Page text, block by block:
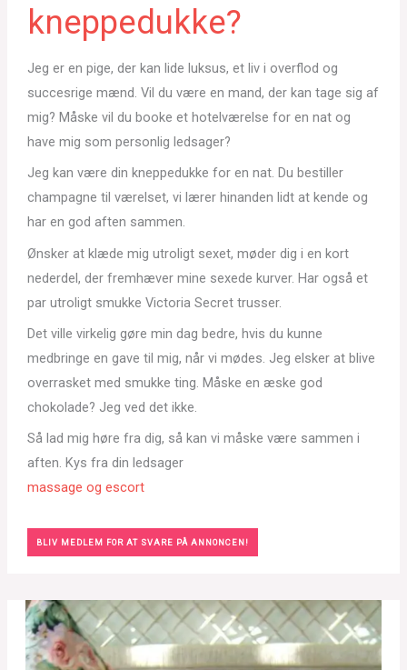
kneppedukke?
Jeg er en pige, der kan lide luksus, et liv i overflod og
succesrige mænd. Vil du være en mand, der kan tage sig af
mig? Måske vil du booke et hotelværelse for en nat og
have mig som personlig ledsager?
Jeg kan være din kneppedukke for en nat. Du bestiller
champagne til værelset, vi lærer hinanden lidt at kende og
har en god aften sammen.
Ønsker at klæde mig utroligt sexet, møder dig i en kort
nederdel, der fremhæver mine sexede kurver. Har også et
par utroligt smukke Victoria Secret trusser.
Det ville virkelig gøre min dag bedre, hvis du kunne
medbringe en gave til mig, når vi mødes. Jeg elsker at blive
overrasket med smukke ting. Måske en æske god
chokolade? Jeg ved det ikke.
Så lad mig høre fra dig, så kan vi måske være sammen i
aften. Kys fra din ledsager
massage og escort
BLIV MEDLEM FOR AT SVARE PÅ ANNONCEN!